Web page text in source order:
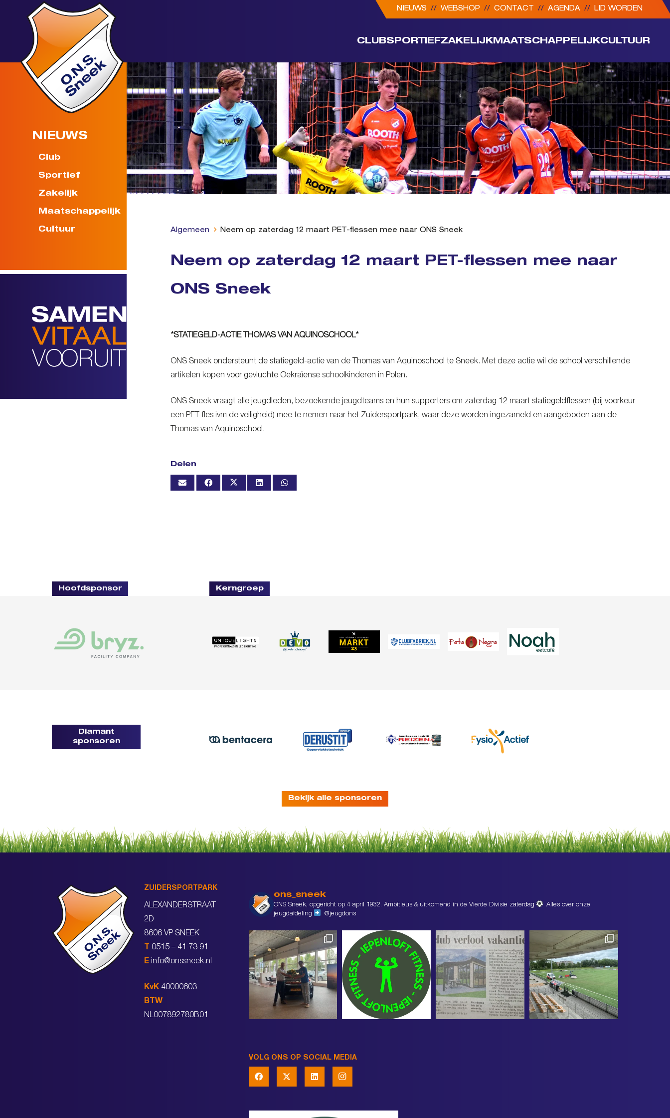
NIEUWS // WEBSHOP // CONTACT // AGENDA // LID WORDEN
CLUBSPORTIEFZAKELIJK MAATSCHAPPELIJKCULTUUR
NIEUWS
Club
Sportief
Zakelijk
Maatschappelijk
Cultuur Algemeen Neem op zaterdag 12 maart PET-flessen mee naar ONS Sneek
Neem op zaterdag 12 maart PET-flessen mee naar
ONS Sneek
*STATIEGELD-ACTIE THOMAS VAN AQUINOSCHOOL*
ONS Sneek ondersteunt de statiegeld-actie van de Thomas van Aquinoschool te Sneek. Met deze actie wil de school verschillende
artikelen kopen voor gevluchte Oekraïense schoolkinderen in Polen.
ONS Sneek vraagt alle jeugdleden, bezoekende jeugdteams en hun supporters om zaterdag 12 maart statiegeldflessen (bij voorkeur
een PET-fles ivm de veiligheid) mee te nemen naar het Zuidersportpark, waar deze worden ingezameld en aangeboden aan de
Thomas van Aquinoschool.
Delen
Hoofdsponsor Kerngroep
Diamant
sponsoren
Bekijk alle sponsoren
ZUIDERSPORTPARK
ALEXANDERSTRAAT
2D
8606 VP SNEEK
T 0515 – 41 73 91
E info@onssneek.nl
KvK 40000603
BTW
NL007892780B01
ons_sneek
ONS Sneek, opgericht op 4 april 1932. Ambitieus & uitkomend in de Vierde Divisie zaterdag
Alles over onze
jeugdafdeling
@jeugdons
VOLG ONS OP SOCIAL MEDIA